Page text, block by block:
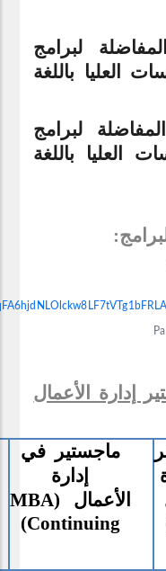
لبرامج
العليا باللغة
لبرامج
العليا باللغة
إدارة الأعمال
ماجستير في
إدارة
الأعمال (MBA
Continuing
)